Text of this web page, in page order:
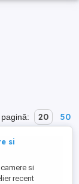
20 50
si
si
recent